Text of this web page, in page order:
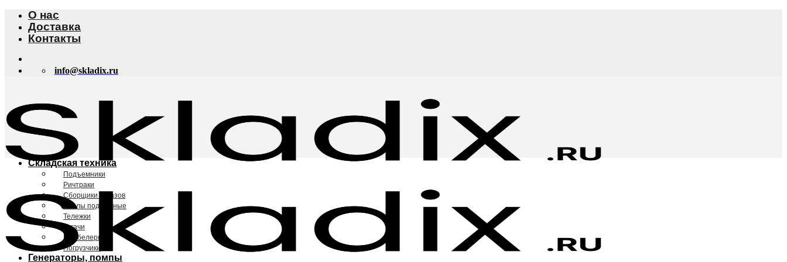
Skip
content
О нас
Доставка
Контакты
info@skladix.ru
Складская техника
Подъемники
Ричтраки
Сборщики заказов
Столы подъемные
Тележки
Тягачи
Штабелеры
Погрузчики
Генераторы, помпы